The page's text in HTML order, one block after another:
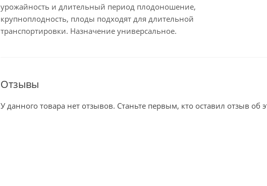
урожайность и длительный период плодоношение,
крупноплодность, плоды подходят для длительной
транспортировки. Назначение универсальное.
Отзывы
У данного товара нет отзывов. Станьте первым, кто оставил отзыв об